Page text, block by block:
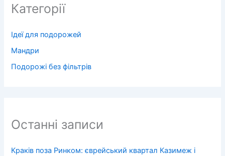
Категорії
Ідеї для подорожей
Мандри
Подорожі без фільтрів
Останні записи
Краків поза Ринком: єврейський квартал Казимеж і